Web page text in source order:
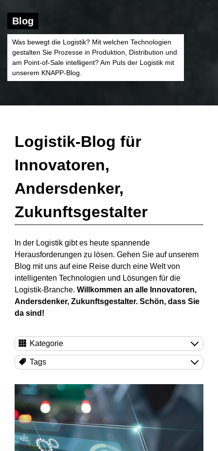
Blog
Was bewegt die Logistik? Mit welchen Technologien
gestalten Sie Prozesse in Produktion, Distribution und
am Point-of-Sale intelligent? Am Puls der Logistik mit
unserem KNAPP-Blog.
Logistik-Blog für
Innovatoren,
Andersdenker,
Zukunftsgestalter
In der Logistik gibt es heute spannende
Herausforderungen zu lösen. Gehen Sie auf unserem
Blog mit uns auf eine Reise durch eine Welt von
intelligenten Technologien und Lösungen für die
Logistik-Branche. Willkommen an alle Innovatoren,
Andersdenker, Zukunftsgestalter. Schön, dass Sie
da sind!